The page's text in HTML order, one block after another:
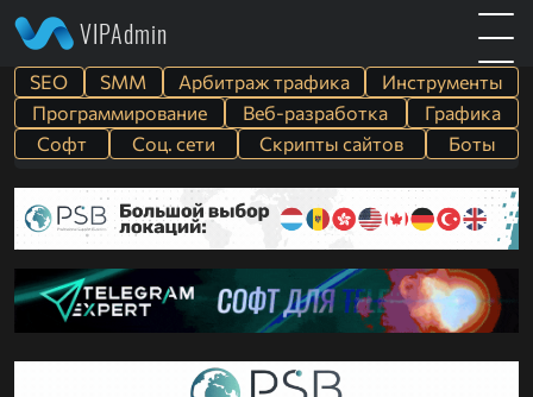
VIPAdmin
SEO SMM Арбитраж трафика
Инструменты
Программирование
Веб-разработка
Графика
Софт
Cоц. сети Скрипты сайтов Боты